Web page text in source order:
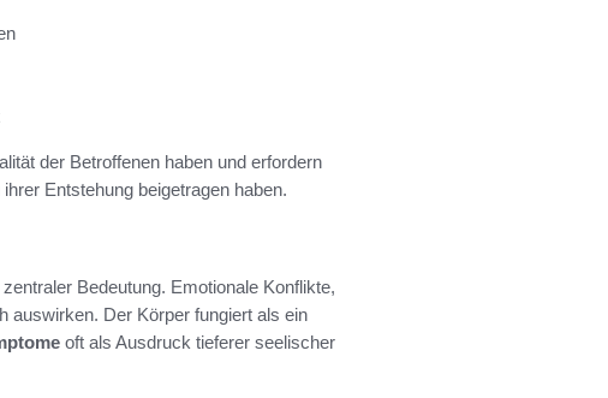
der Betroffenen haben und erfordern
Entstehung beigetragen haben.
Bedeutung. Emotionale Konflikte,
auswirken. Der Körper fungiert als ein
oft als Ausdruck tieferer seelischer